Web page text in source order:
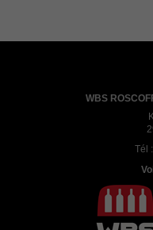
WBS
Tél :